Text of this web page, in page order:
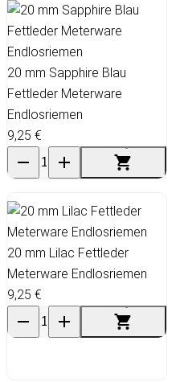
20 mm Sapphire Blau
Fettleder Meterware
Endlosriemen
9,25 €
20 mm Lilac Fettleder
Meterware Endlosriemen
9,25 €